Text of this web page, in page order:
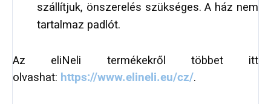
szállítjuk, önszerelés szükséges. A ház nem
tartalmaz padlót.
Az eliNeli termékekről többet itt
olvashat: https://www.elineli.eu/cz/.